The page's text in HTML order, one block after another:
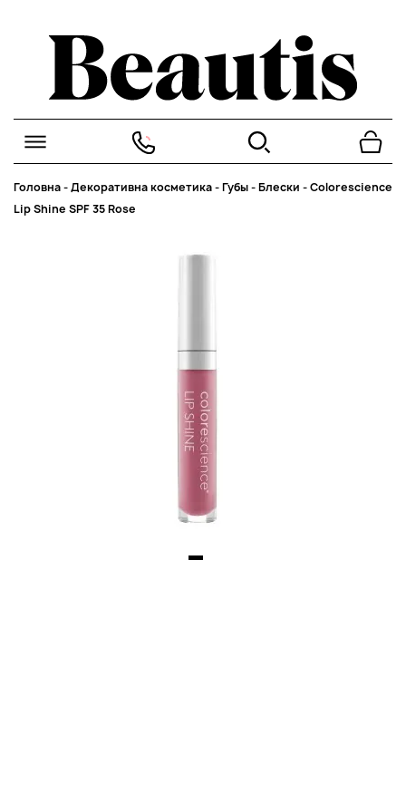
Головна-Декоративна косметика-Губы-Блески -Colorescience
Lip Shine SPF 35 Rose